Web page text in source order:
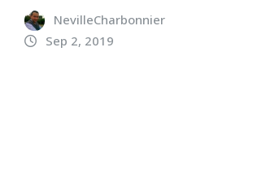
NevilleCharbonnier
Sep 2, 2019